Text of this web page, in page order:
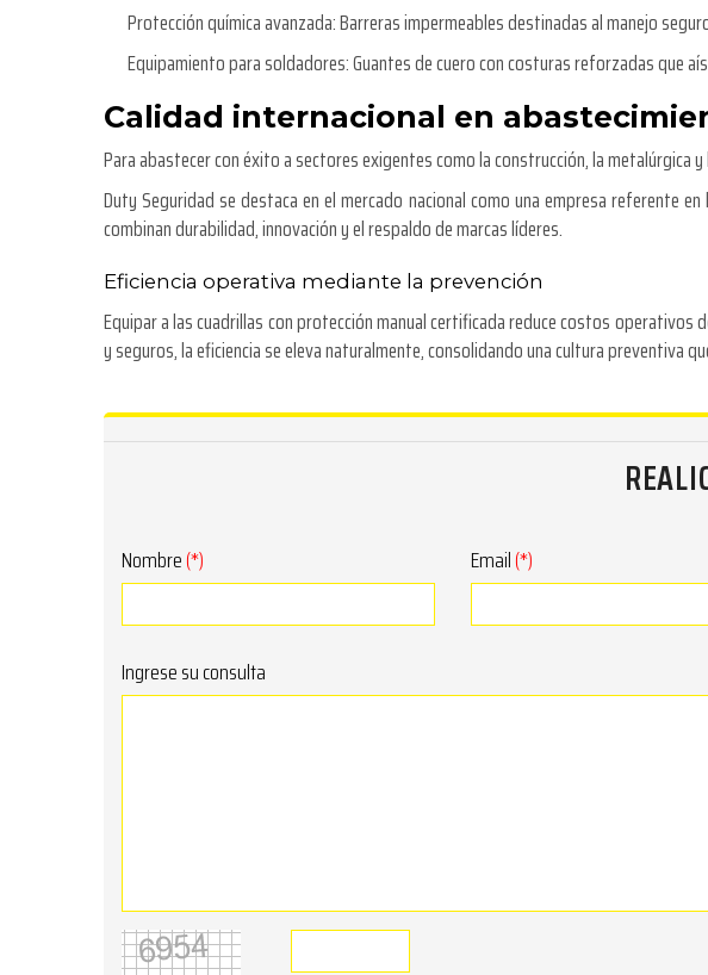
Protección química avanzada:Barreras impermeables destinadas al manejo
Equipamiento para soldadores:Guantes de cuero con costuras reforzadas que
Calidad internacional en
Para abastecer con éxito a sectores exigentes como la construcción, la
Duty Seguridad se destaca en el mercado nacional como una empresa referente
combinan durabilidad, innovación y el respaldo de marcas líderes.
Eficiencia operativa mediante la prevención
Equipar a las cuadrillas con protección manual certificada reduce costos
y seguros, la eficiencia se eleva naturalmente, consolidando una cultura preventiva
Nombre(*) Email(*)
Ingrese su consulta